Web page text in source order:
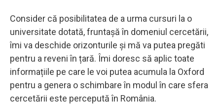
Consider că posibilitatea de a urma cursuri la o
universitate dotată, fruntașă în domeniul cercetării,
îmi va deschide orizonturile și mă va putea pregăti
pentru a reveni în țară. Îmi doresc să aplic toate
informațiile pe care le voi putea acumula la Oxford
pentru a genera o schimbare în modul în care sfera
cercetării este percepută în România.